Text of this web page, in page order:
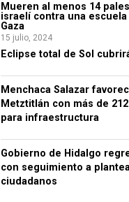
Mueren al menos 14
israelí contra una escuela
Gaza
15 julio, 2024
Eclipse total de Sol
Menchaca Salazar
Metztitlán con más de
para infraestructura
Gobierno de Hidalgo
con seguimiento a
ciudadanos